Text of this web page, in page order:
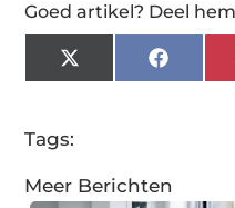
Goed artikel? Deel
X
(Twitter)
Tags:
Meer Berichten